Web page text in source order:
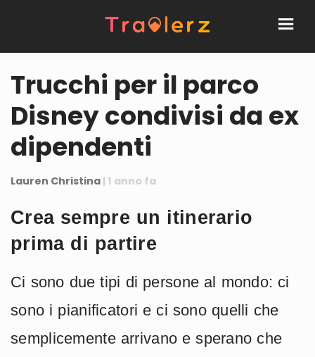
Trucchi per il parco
Disney condivisi da ex
dipendenti
Lauren Christina | 1 anno fa
Crea sempre un itinerario
prima di partire
Ci sono due tipi di persone al mondo: ci
sono i pianificatori e ci sono quelli che
semplicemente arrivano e sperano che